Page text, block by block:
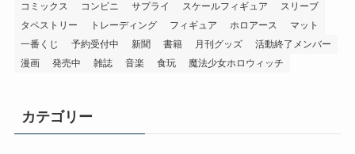
コミックス
コンビニ サプライ スケールフィギュア
スリーブ
タペストリー
トレーディング フィギュア ホロアース
マット
一番くじ
予約受付中 新聞 書籍 月刊グッズ
活動終了メンバー
漫画
発売中 雑誌 音楽 食玩 魔法少女ホロウィッチ
カテゴリー